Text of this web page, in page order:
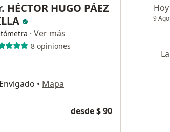
HÉCTOR HUGO PÁEZ
· Ver más
8 opiniones
• Mapa
desde $ 90
Hoy
9 Ago